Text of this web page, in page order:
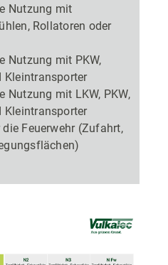
Nutzung mit
Rollatoren oder
Nutzung mit PKW,
Kleintransporter
Nutzung mit LKW, PKW,
Kleintransporter
Feuerwehr (Zufahrt,